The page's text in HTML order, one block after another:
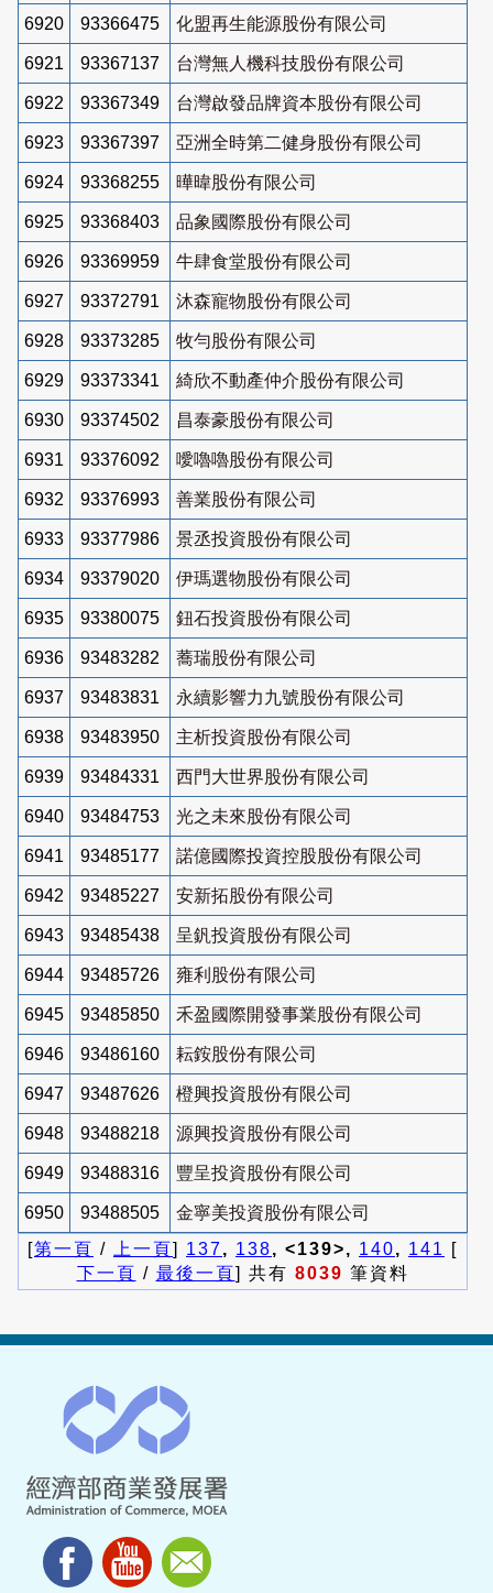
6920 93366475 化盟再生能源股份有限公司
6921 93367137 台灣無人機科技股份有限公司
6922 93367349 台灣啟發品牌資本股份有限公司
6923 93367397 亞洲全時第二健身股份有限公司
6924 93368255 曄暐股份有限公司
6925 93368403 品象國際股份有限公司
6926 93369959 牛肆食堂股份有限公司
6927 93372791 沐森寵物股份有限公司
6928 93373285 牧勻股份有限公司
6929 93373341 綺欣不動產仲介股份有限公司
6930 93374502 昌泰豪股份有限公司
6931 93376092 噯嚕嚕股份有限公司
6932 93376993 善業股份有限公司
6933 93377986 景丞投資股份有限公司
6934 93379020 伊瑪選物股份有限公司
6935 93380075 鈕石投資股份有限公司
6936 93483282 蕎瑞股份有限公司
6937 93483831 永續影響力九號股份有限公司
6938 93483950 主析投資股份有限公司
6939 93484331 西門大世界股份有限公司
6940 93484753 光之未來股份有限公司
6941 93485177 諾億國際投資控股股份有限公司
6942 93485227 安新拓股份有限公司
6943 93485438 呈釩投資股份有限公司
6944 93485726 雍利股份有限公司
6945 93485850 禾盈國際開發事業股份有限公司
6946 93486160 耘銨股份有限公司
6947 93487626 橙興投資股份有限公司
6948 93488218 源興投資股份有限公司
6949 93488316 豐呈投資股份有限公司
6950 93488505
金寧美投資股份有限公司
[第一頁 / 上一頁] 137, 138, <139>, 140, 141
[
下一頁 / 最後一頁] 共有 8039 筆資料